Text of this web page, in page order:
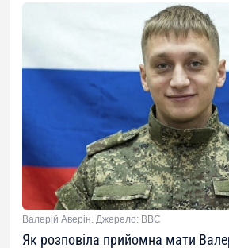
Валерій Аверін. Джерело: ВВС
Як розповіла прийомна мати